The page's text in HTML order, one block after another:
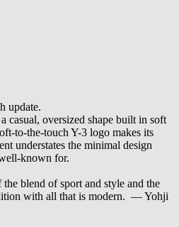
update.
casual, oversized shape built in soft
to-the-touch Y-3 logo makes its
understates the minimal design
known for.
blend of sport and style and the
with all that is modern. — Yohji